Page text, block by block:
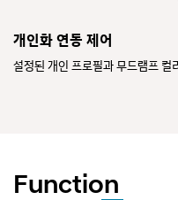
개인화 연동 제어
설정된 개인 프로필과 무드램프 컬
Function